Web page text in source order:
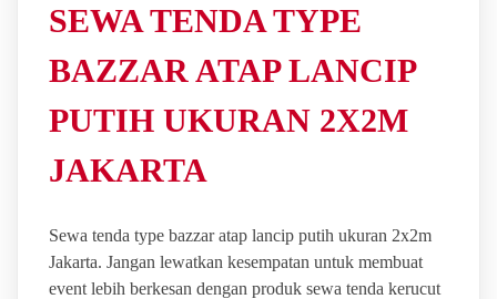
SEWA TENDA TYPE
BAZZAR ATAP LANCIP
PUTIH UKURAN 2X2M
JAKARTA
Sewa tenda type bazzar atap lancip putih ukuran 2x2m
Jakarta. Jangan lewatkan kesempatan untuk membuat
event lebih berkesan dengan produk sewa tenda kerucut